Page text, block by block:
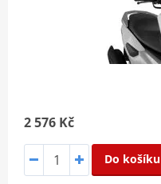
2 576 Kč
Do košíku